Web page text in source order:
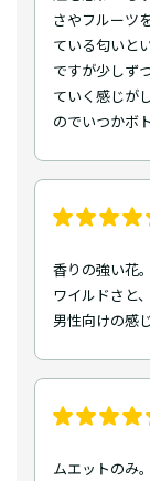
さやフルーツ
ている匂いと
ですが少しず
ていく感じが
のでいつかボ
香りの強い花
ワイルドさと
男性向けの感
ムエットのみ